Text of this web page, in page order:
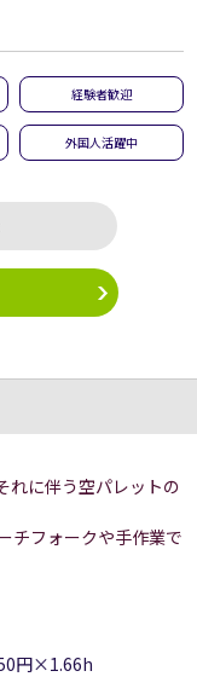
経験者歓迎
外国人活躍中
れに伴う空パレットの
チフォークや手作業で
円×1.66h